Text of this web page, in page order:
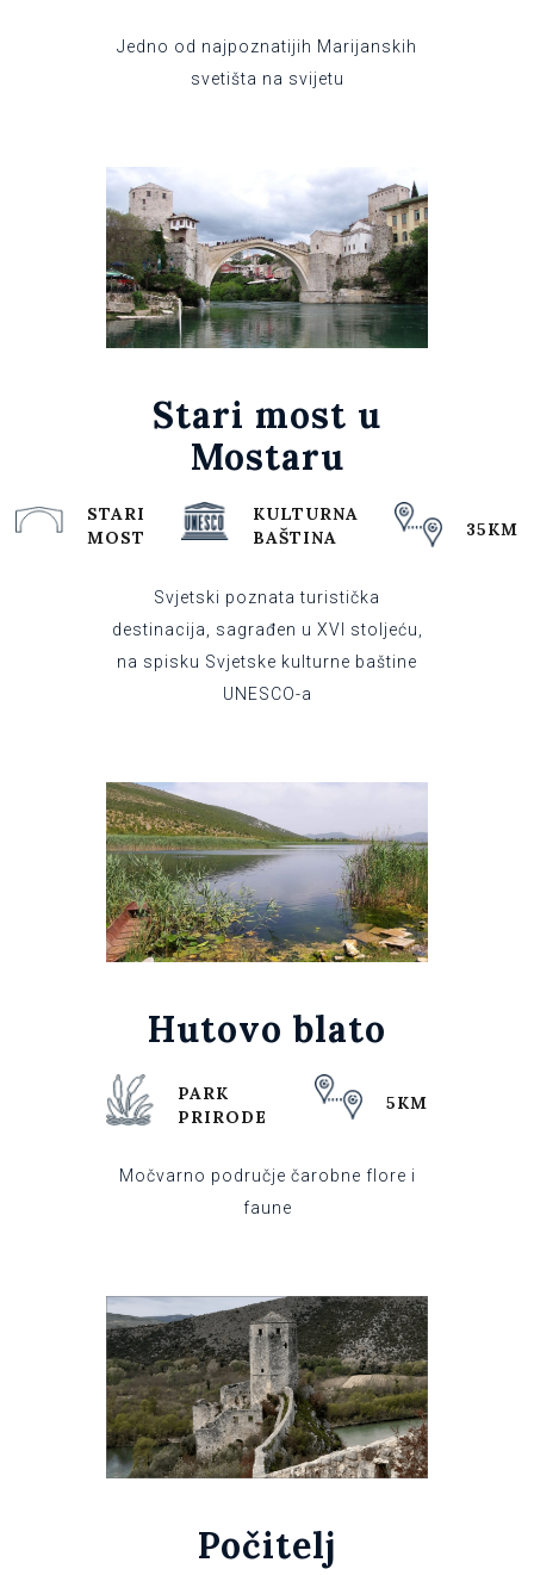
Jedno od najpoznatijih Marijanskih
svetišta na svijetu
Stari most u
Mostaru
STARI
MOST
KULTURNA
BAŠTINA
35KM
Svjetski poznata turistička
destinacija, sagrađen u XVI stoljeću,
na spisku Svjetske kulturne baštine
UNESCO-a
Hutovo blato
PARK
PRIRODE
5KM
Močvarno područje čarobne flore i
faune
Počitelj